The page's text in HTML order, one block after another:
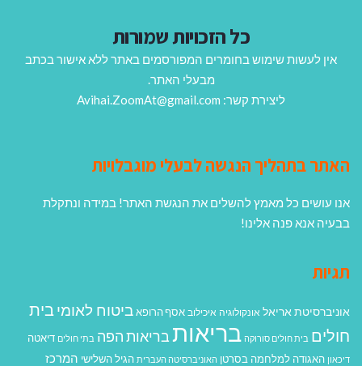
כל הזכויות שמורות
אין לעשות שימוש בחומרים המפורסמים באתר ללא אישור בכתב
מבעלי האתר.
ליצירת קשר: Avihai.ZoomAt@gmail.com
האתר בתהליך הנגשה לבעלי מוגבלויות
אנו עושים כל מאמץ להשלים את הנגשת האתר! במידה ונתקלת
בבעיה אנא פנה אלינו!
תגיות
אוניברסיטת אריאל אונקולוגיה איכילוב אסף הרופא ביטוח לאומי בית
חולים בית חולים סורוקה בריאות בריאות הפה בתי חולים דיאטה
דיכאון האגודה למלחמה בסרטן האוניברסיטה העברית הגיל השלישי המרכז